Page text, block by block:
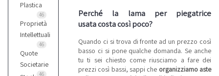
Plastica
46
Proprietà
Intellettuali
46
Quote
Societarie
46
Perché la lama per piegatrice
usata costa così poco?
Quando ci si trova di fronte ad un prezzo così
basso ci si pone qualche domanda. Se anche
tu ti sei chiesto come riusciamo a fare dei
prezzi così bassi, sappi che organizziamo aste